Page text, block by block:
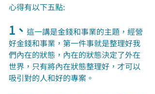
心得有以下五點:
1、 這一講是金錢和事業的主題，經營
好金錢和事業，第一件事就是整理好我
們內在的狀態，內在的狀態決定了外在
世界，只有將內在狀態整理好，才可以
吸引對的人和好的專案。